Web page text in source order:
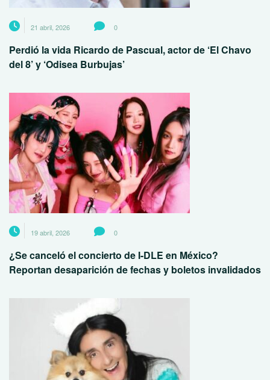
21 abril, 2026 0
Perdió la vida Ricardo de Pascual, actor de ‘El Chavo
del 8’ y ‘Odisea Burbujas’
19 abril, 2026 0
¿Se canceló el concierto de I-DLE en México?
Reportan desaparición de fechas y boletos invalidados